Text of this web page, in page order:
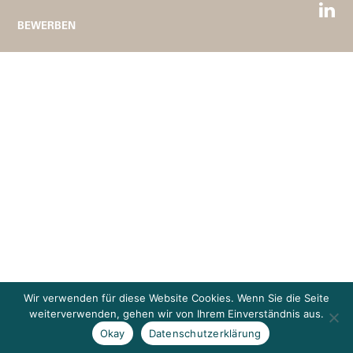
BEWERBEN
Wir verwenden für diese Website Cookies. Wenn Sie die Seite
weiterverwenden, gehen wir von Ihrem Einverständnis aus.
Okay
Datenschutzerklärung